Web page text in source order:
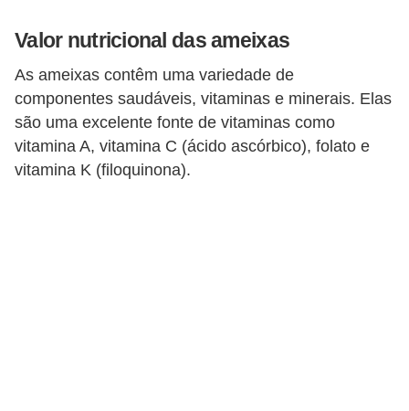
Valor nutricional das ameixas
As ameixas contêm uma variedade de
componentes saudáveis, vitaminas e minerais. Elas
são uma excelente fonte de vitaminas como
vitamina A, vitamina C (ácido ascórbico), folato e
vitamina K (filoquinona).
T
r
a
t